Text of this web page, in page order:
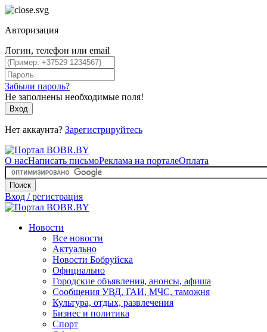
Авторизация
Логин, телефон или email
Забыли пароль?
Не заполнены необходимые поля!
Вход
Нет аккаунта? Зарегистрируйтесь
О насНаписать письмоРеклама на порталеОплата
Поиск
Вход / регистрация
Новости
Все новости
Актуально
Новости Бобруйска
Официально
Городские объявления, анонсы, афиша
Сообщения УВД, ГАИ, МЧС, таможня
Культура, отдых, развлечения
Бизнес и политика
Спорт